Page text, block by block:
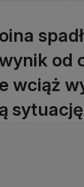
od
wciąż